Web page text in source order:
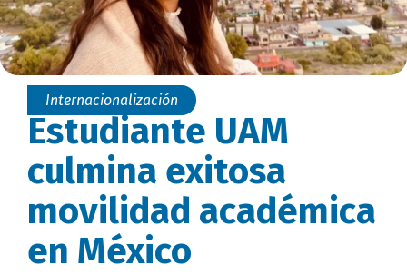
Internacionalización
Estudiante UAM
culmina exitosa
movilidad académica
en México